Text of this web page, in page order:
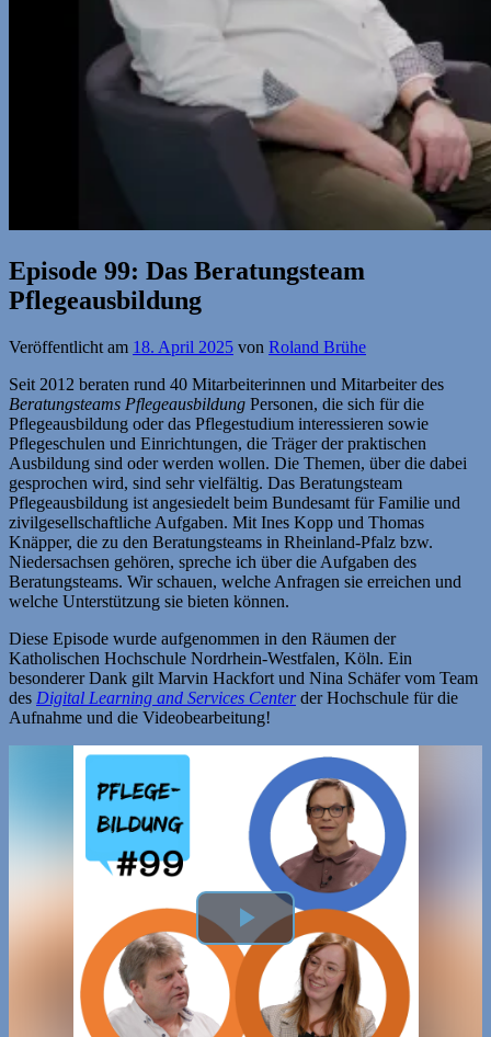
Episode 99: Das Beratungsteam
Pflegeausbildung
Veröffentlicht am 18. April 2025 von Roland Brühe
Seit 2012 beraten rund 40 Mitarbeiterinnen und Mitarbeiter des
Beratungsteams Pflegeausbildung Personen, die sich für die
Pflegeausbildung oder das Pflegestudium interessieren sowie
Pflegeschulen und Einrichtungen, die Träger der praktischen
Ausbildung sind oder werden wollen. Die Themen, über die dabei
gesprochen wird, sind sehr vielfältig. Das Beratungsteam
Pflegeausbildung ist angesiedelt beim Bundesamt für Familie und
zivilgesellschaftliche Aufgaben. Mit Ines Kopp und Thomas
Knäpper, die zu den Beratungsteams in Rheinland-Pfalz bzw.
Niedersachsen gehören, spreche ich über die Aufgaben des
Beratungsteams. Wir schauen, welche Anfragen sie erreichen und
welche Unterstützung sie bieten können.
Diese Episode wurde aufgenommen in den Räumen der
Katholischen Hochschule Nordrhein-Westfalen, Köln. Ein
besonderer Dank gilt Marvin Hackfort und Nina Schäfer vom Team
des Digital Learning and Services Centerder Hochschule für die
Aufnahme und die Videobearbeitung!